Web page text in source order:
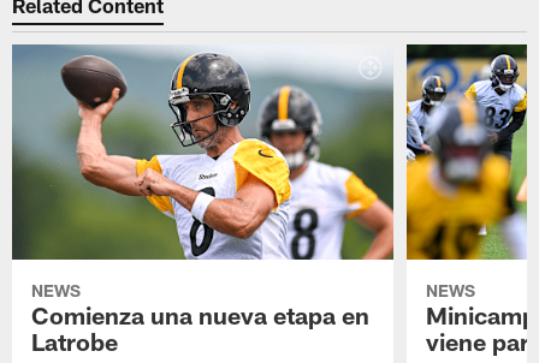
Related Content
NEWS
Comienza una nueva etapa en
Latrobe
NEWS
viene